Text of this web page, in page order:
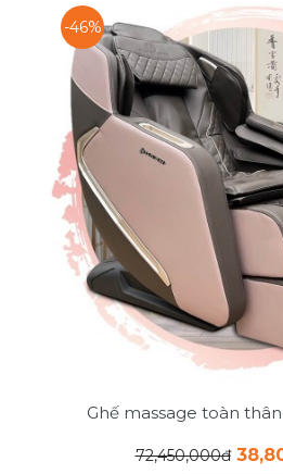
-46%
Ghế massage toàn
72,450,000đ